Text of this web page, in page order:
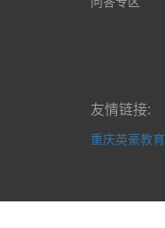
友情链接:
重庆英豪教育